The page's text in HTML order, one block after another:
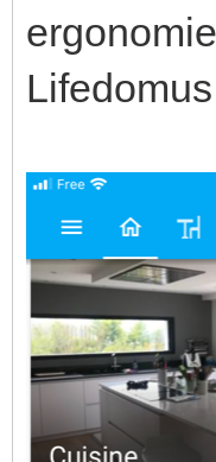
Lifedomus